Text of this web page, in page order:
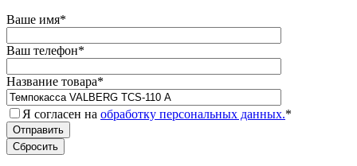
Ваше имя*
Ваш телефон*
Название товара*
Я согласен на обработку персональных данных.*